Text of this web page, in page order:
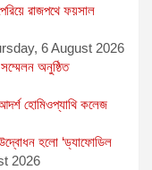
রাজপথে ফয়সাল
6 August 2026
অনুষ্ঠিত
হোমিওপ্যাথি কলেজ
হলো ‘ড্যাফোডিল
2026